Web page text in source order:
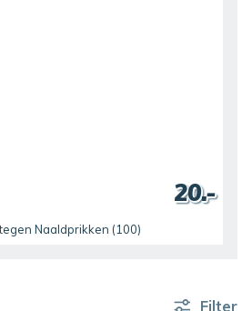
Naaldprikken (100)
20.-
Filter